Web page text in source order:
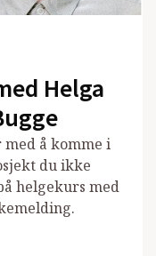
Helga
å komme i
du ikke
helgekurs med